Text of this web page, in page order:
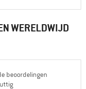
WERELDWIJD
beoordelingen